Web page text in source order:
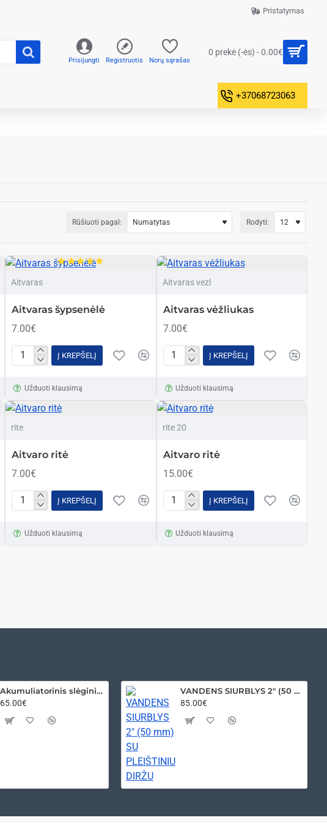
Pristatymas
Prisijungti Registruotis Norų sąrašas
0 prekė (-ės) - 0.00€
+37068723063
Rūšiuoti pagal: Rodyti:
Aitvaras
Aitvaras šypsenėlė
7.00€
Aitvaras
Į KREPŠELĮ
Užduoti klausimą
Aitvaras vezl
Aitvaras vėžliukas
7.00€
Aitvaras
Į KREPŠELĮ
Užduoti klausimą
rite
Aitvaro ritė
7.00€
Aitvaro
Į KREPŠELĮ
Užduoti klausimą
rite 20
Aitvaro ritė
15.00€
Aitvaro
Į KREPŠELĮ
Užduoti klausimą
Akumuliatorinis slėginis purkštuvas 16 L
65.00€
VANDENS SIURBLYS 2" (50 mm) SU PLEIŠTINIU DIRŽU
85.00€